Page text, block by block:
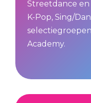
Streetdance
K-Pop, Sing/
Academy.